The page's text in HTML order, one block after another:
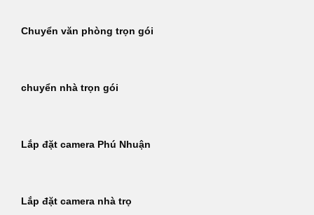
Chuyển văn phòng trọn gói
chuyển nhà trọn gói
Lắp đặt camera Phú Nhuận
Lắp đặt camera nhà trọ